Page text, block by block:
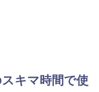
キマ時間で使